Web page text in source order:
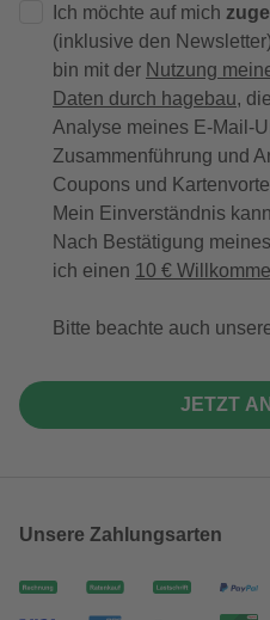
Ich möchte auf mich
(inklusive den
bin mit der Nutzung
Daten durch hagebau,
Analyse meines E-Mail-
Zusammenführung und
Coupons und
Mein Einverständnis
Nach Bestätigung
ich einen 10 €
Bitte beachte auch
JETZT
Unsere Zahlungsarten